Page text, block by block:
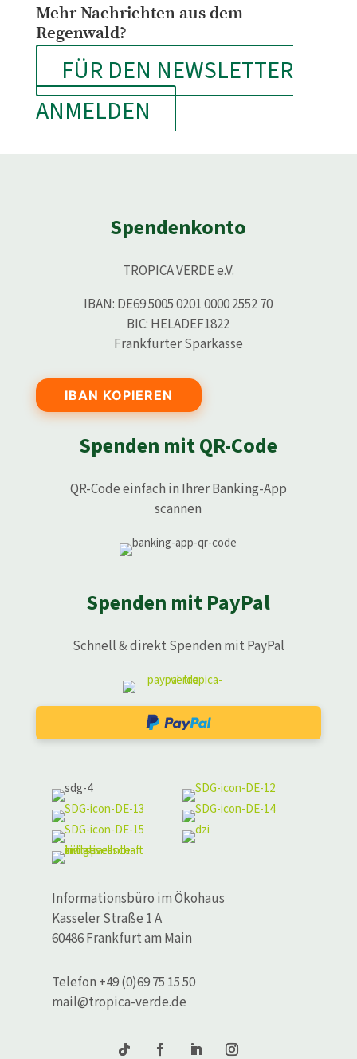
Mehr Nachrichten aus dem
Regenwald?
FÜR DEN NEWSLETTER
ANMELDEN
Spendenkonto
TROPICA VERDE e.V.
IBAN: DE69 5005 0201 0000 2552 70
BIC: HELADEF1822
Frankfurter Sparkasse
IBAN KOPIEREN
Spenden mit QR-Code
QR-Code einfach in Ihrer Banking-App
scannen
Spenden mit PayPal
Schnell & direkt Spenden mit PayPal
Informationsbüro im Ökohaus
Kasseler Straße 1 A
60486 Frankfurt am Main
Telefon +49 (0)69 75 15 50
mail@tropica-verde.de